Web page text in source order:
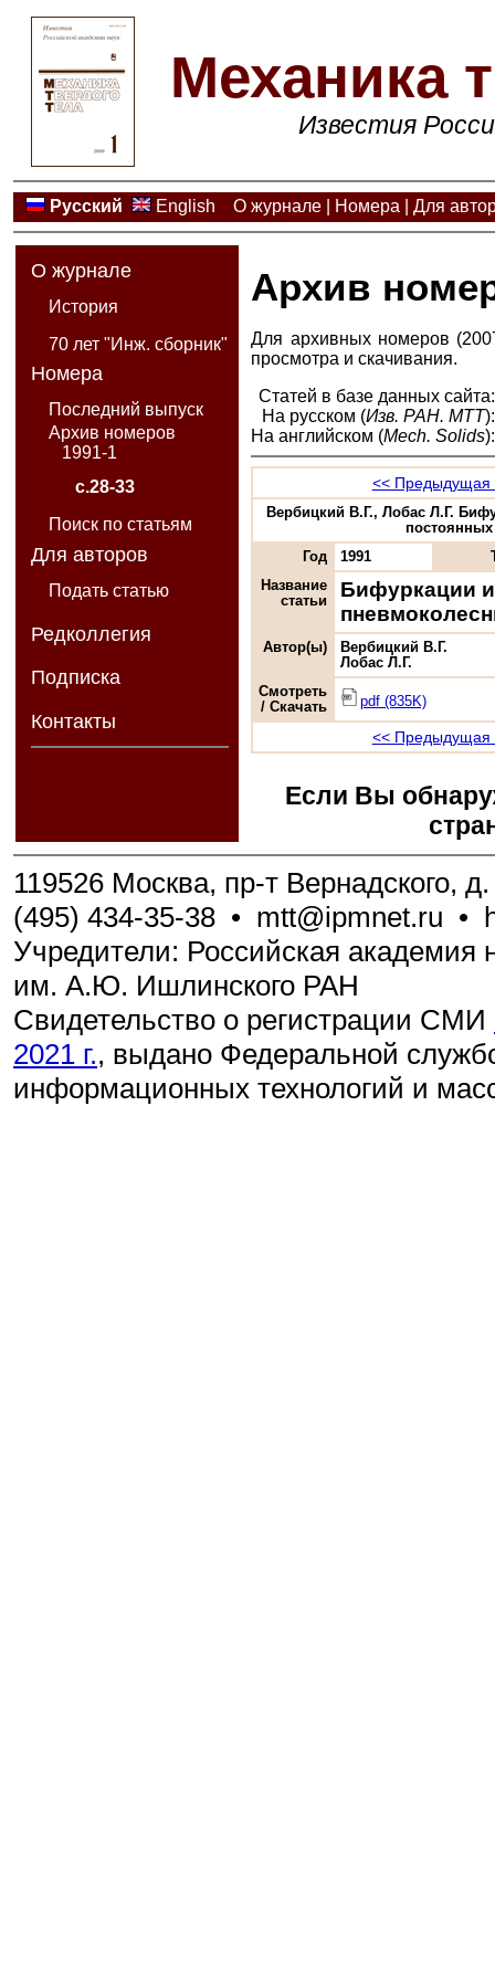
Механика
Известия
Русский English О журнале| Номера Для
О журнале
История
70 лет "Инж. сборник"
Номера
Последний выпуск
Архив номеров
1991-1
с.28-33
Поиск по статьям
Для авторов
Подать статью
Редколлегия
Подписка
Контакты
Архив
Для архивных номеров
просмотра и скачивания.
Статей в базе данных сайта:
На русском (Изв. РАН. МТТ):
На английском (Mech. Solids):
<< Предыдущая
Вербицкий В.Г., Лобас Л.Г.
Год
1991
Название
статьи
Бифуркации
Автор(ы)
Вербицкий В.Г.
Лобас Л.Г.
Смотреть
/ Скачать
pdf (835K)
<< Предыдущая
Если Вы
119526 Москва, пр-т Вернадского,
(495) 434-35-38 • mtt@ipmnet.ru •
Учредители: Российская академия
им. А.Ю. Ишлинского РАН
Свидетельство о регистрации СМИ
2021 г., выдано Федеральной
информационных технологий и